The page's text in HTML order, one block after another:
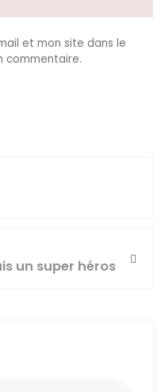
et mon site dans le
commentaire.
un super héros